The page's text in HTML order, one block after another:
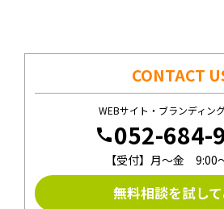
CONTACT
WEBサイト・ブランディン
call052-684-
【受付】月〜金 9:00
無料相談を試し